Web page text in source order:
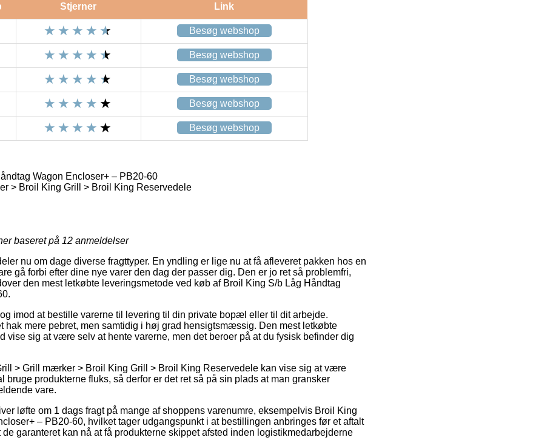
Stjerner Link
Besøg webshop
Besøg webshop
Besøg webshop
Besøg webshop
Besøg webshop
Wagon Encloser+ – PB20-60
> Broil King Grill > Broil King Reservedele
baseret på 12 anmeldelser
nu om dage diverse fragttyper. En yndling er lige nu at få afleveret pakken hos en
gå forbi efter dine nye varer den dag der passer dig. Den er jo ret så problemfri,
den mest letkøbte leveringsmetode ved køb af Broil King S/b Låg Håndtag
imod at bestille varerne til levering til din private bopæl eller til dit arbejde.
hak mere pebret, men samtidig i høj grad hensigtsmæssig. Den mest letkøbte
vise sig at være selv at hente varerne, men det beroer på at du fysisk befinder dig
> Grill mærker > Broil King Grill > Broil King Reservedele kan vise sig at være
produkterne fluks, så derfor er det ret så på sin plads at man gransker
vare.
løfte om 1 dags fragt på mange af shoppens varenumre, eksempelvis Broil King
– PB20-60, hvilket tager udgangspunkt i at bestillingen anbringes før et aftalt
garanteret kan nå at få produkterne skippet afsted inden logistikmedarbejderne